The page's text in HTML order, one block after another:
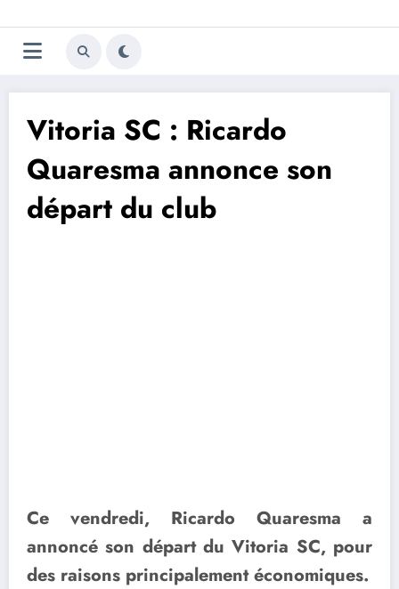
au
contenu
Trivela
L'actualité du football
Vitoria SC : Ricardo
Quaresma annonce son
départ du club
Ce vendredi, Ricardo Quaresma a
annoncé son départ du Vitoria SC, pour
des raisons principalement économiques.